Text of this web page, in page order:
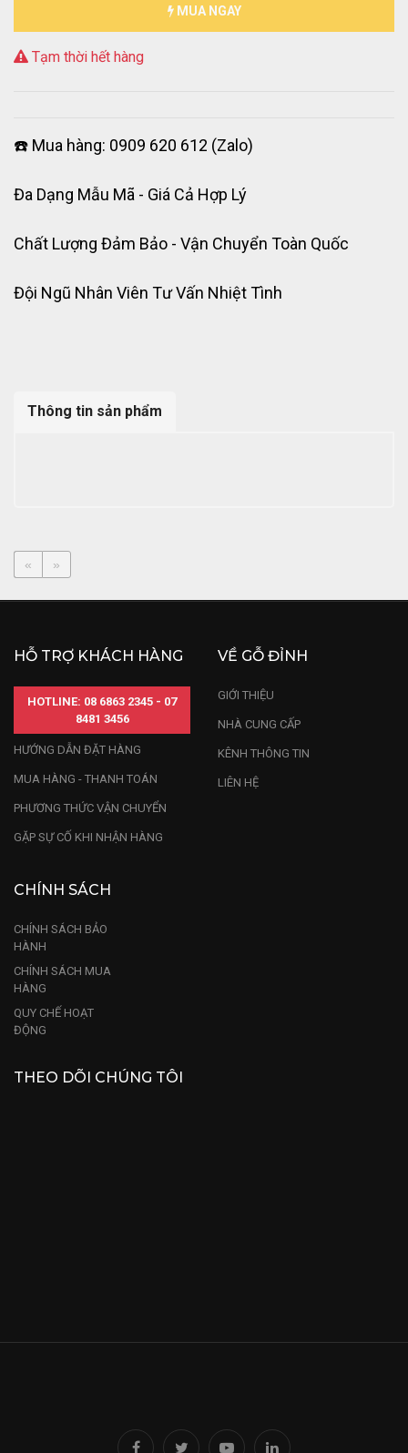
MUA NGAY
Tạm thời hết hàng
☎️ Mua hàng: 0909 620 612 (Zalo)
Đa Dạng Mẫu Mã - Giá Cả Hợp Lý
Chất Lượng Đảm Bảo - Vận Chuyển Toàn Quốc
Đội Ngũ Nhân Viên Tư Vấn Nhiệt Tình
Thông tin sản phẩm
« »
HỖ TRỢ KHÁCH HÀNG
HOTLINE: 08 6863 2345 - 07
8481 3456
HƯỚNG DẪN ĐẶT HÀNG
MUA HÀNG - THANH TOÁN
PHƯƠNG THỨC VẬN CHUYỂN
GẶP SỰ CỐ KHI NHẬN HÀNG
VỀ GỖ ĐỈNH
GIỚI THIỆU
NHÀ CUNG CẤP
KÊNH THÔNG TIN
LIÊN HỆ
CHÍNH SÁCH
CHÍNH SÁCH BẢO
HÀNH
CHÍNH SÁCH MUA
HÀNG
QUY CHẾ HOẠT
ĐỘNG
THEO DÕI CHÚNG TÔI